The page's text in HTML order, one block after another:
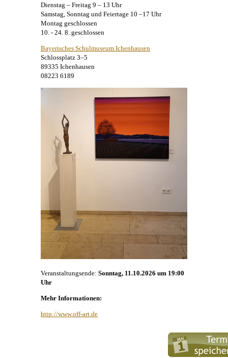
Dienstag – Freitag 9 – 13 Uhr
Samstag, Sonntag und Feiertage 10 –17 Uhr
Montag geschlossen
10. - 24. 8. geschlossen
Bayerisches Schulmuseum Ichenhausen
Schlossplatz 3–5
89335 Ichenhausen
08223 6189
Veranstaltungsende: Sonntag, 11.10.2026 um 19:00
Uhr
Mehr Informationen:
http://www.off-art.de